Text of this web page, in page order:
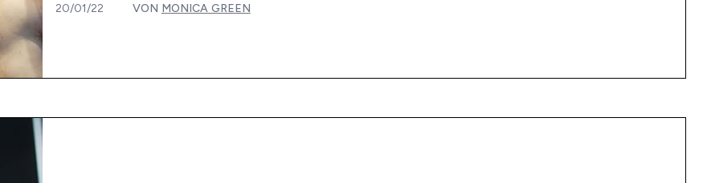
20/01/22 VON MONICA GREEN